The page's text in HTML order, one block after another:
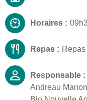
Horaires :
Repas :
Responsable :
Andreau